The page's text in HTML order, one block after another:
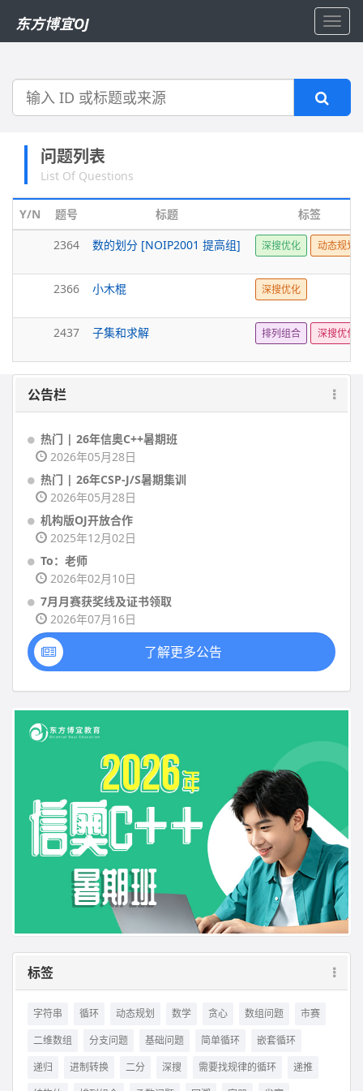
东方博宜OJ
搜
问题列表
List Of Questions
Y/N 题号 标题
标签
2364
数的划分 [NOIP2001 提高组] 深搜优化 动态规划
2366 小木棍 深搜优化
2437 子集和求解 排列组合 深搜优化
公告栏
热门 | 26年信奥C++暑期班
2026年05月28日
热门 | 26年CSP-J/S暑期集训
2026年05月28日
机构版OJ开放合作
2025年12月02日
To：老师
2026年02月10日
7月月赛获奖线及证书领取
2026年07月16日
了解更多公告
标签
字符串 循环 动态规划 数学 贪心 数组问题
市赛
二维数组
分支问题 基础问题 简单循环
嵌套循环
递归
进制转换 二分 深搜 需要找规律的循环
递推